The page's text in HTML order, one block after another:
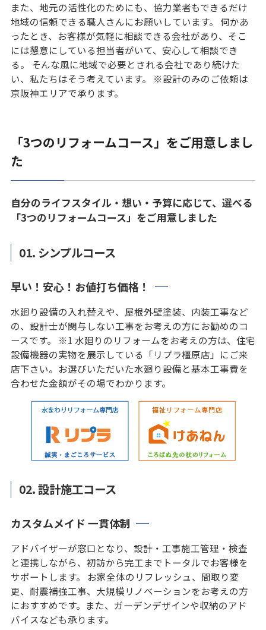
また、地元の活性化のためにも、協力業者もできるだけ
地域の信頼できる職人さんにお願いしています。 何かあ
ったとき、お客様が気軽に相談できる会社があり、そこ
には懇意にしている担当者がいて、安心して相談でき
る。 そんな風に地域で必要とされる会社であり続けた
い、私たちはそう考えています。 ※設計のみのご依頼は
京阪神エリアで承ります。
「3つのリフォームコース」をご用意しまし
た
自分のライフスタイル・想い・予算に応じて、選べる
「3つのリフォームコース」をご用意しました
01. シンプルコース
早い！安心！お値打ち価格！
水廻り設備の入れ替えや、屋根外壁塗装、内装工事など
の、設計士が関与しない工事をお考えの方にお勧めのコ
ースです。 ※1 水廻りのリフォームをお考えの方は、住宅
設備機器の実物を展示している「リプラ橿原店」にご来
店下さい。お選びいただいた水廻り設備と基本工事費を
合わせた金額がその場でわかります。
02.設計施工コース
カスタムメイド 一貫体制
アドバイザーが窓口となり、設計・工事施工管理・検査
と連携しながら、初訪から完工までトータルでお客様を
サポートします。 お家全体のリフレッシュ、間取り変
更、耐震補強工事、大規模リノベーションをお考えの方
におすすめです。また、ガーデンデザインや収納のアド
バイスなども承ります。